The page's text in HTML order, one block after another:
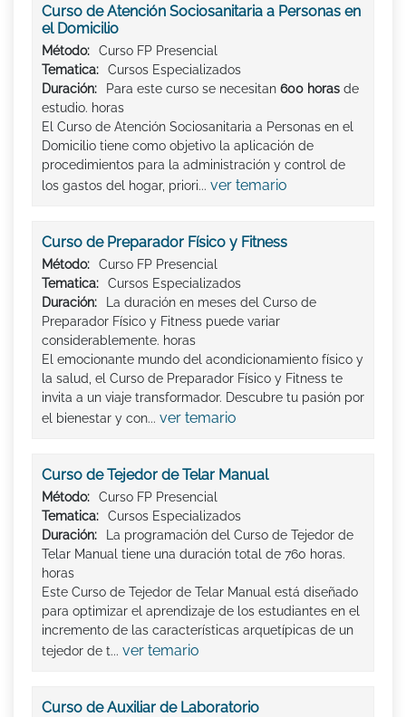
Curso de Atención Sociosanitaria a Personas en
el Domicilio
Método:
Curso FP Presencial
Tematica:
Cursos Especializados
Duración:
Para este curso se necesitan 600 horas de
estudio. horas
El Curso de Atención Sociosanitaria a Personas en el
Domicilio tiene como objetivo la aplicación de
procedimientos para la administración y control de
los gastos del hogar, priori... ver temario
Curso de Preparador Físico y Fitness
Método:
Curso FP Presencial
Tematica:
Cursos Especializados
Duración:
La duración en meses del Curso de
Preparador Físico y Fitness puede variar
considerablemente. horas
El emocionante mundo del acondicionamiento físico y
la salud, el Curso de Preparador Físico y Fitness te
invita a un viaje transformador. Descubre tu pasión por
el bienestar y con... ver temario
Curso de Tejedor de Telar Manual
Método:
Curso FP Presencial
Tematica:
Cursos Especializados
Duración:
La programación del Curso de Tejedor de
Telar Manual tiene una duración total de 760 horas.
horas
Este Curso de Tejedor de Telar Manual está diseñado
para optimizar el aprendizaje de los estudiantes en el
incremento de las características arquetípicas de un
tejedor de t... ver temario
Curso de Auxiliar de Laboratorio